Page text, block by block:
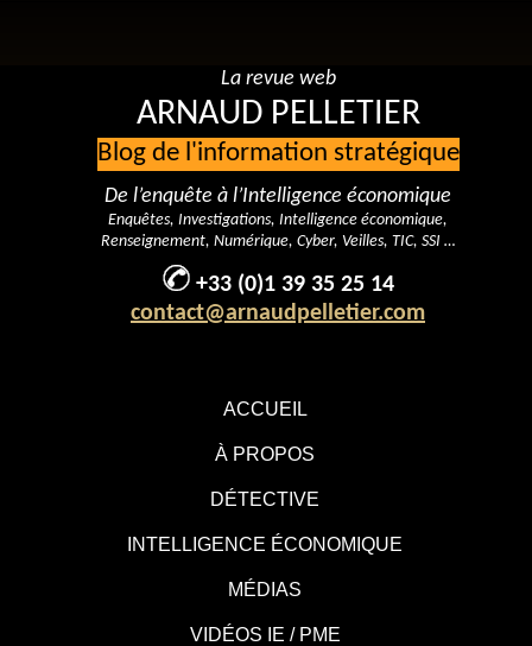
ACCUEIL
À PROPOS
DÉTECTIVE
INTELLIGENCE ÉCONOMIQUE
MÉDIAS
VIDÉOS IE / PME
La revue web
ARNAUD PELLETIER
Blog de l'information stratégique
De l’enquête à l’Intelligence économique
Enquêtes, Investigations, Intelligence économique,
Renseignement, Numérique, Cyber, Veilles, TIC, SSI …
+33 (0)1 39 35 25 14
contact@arnaudpelletier.com